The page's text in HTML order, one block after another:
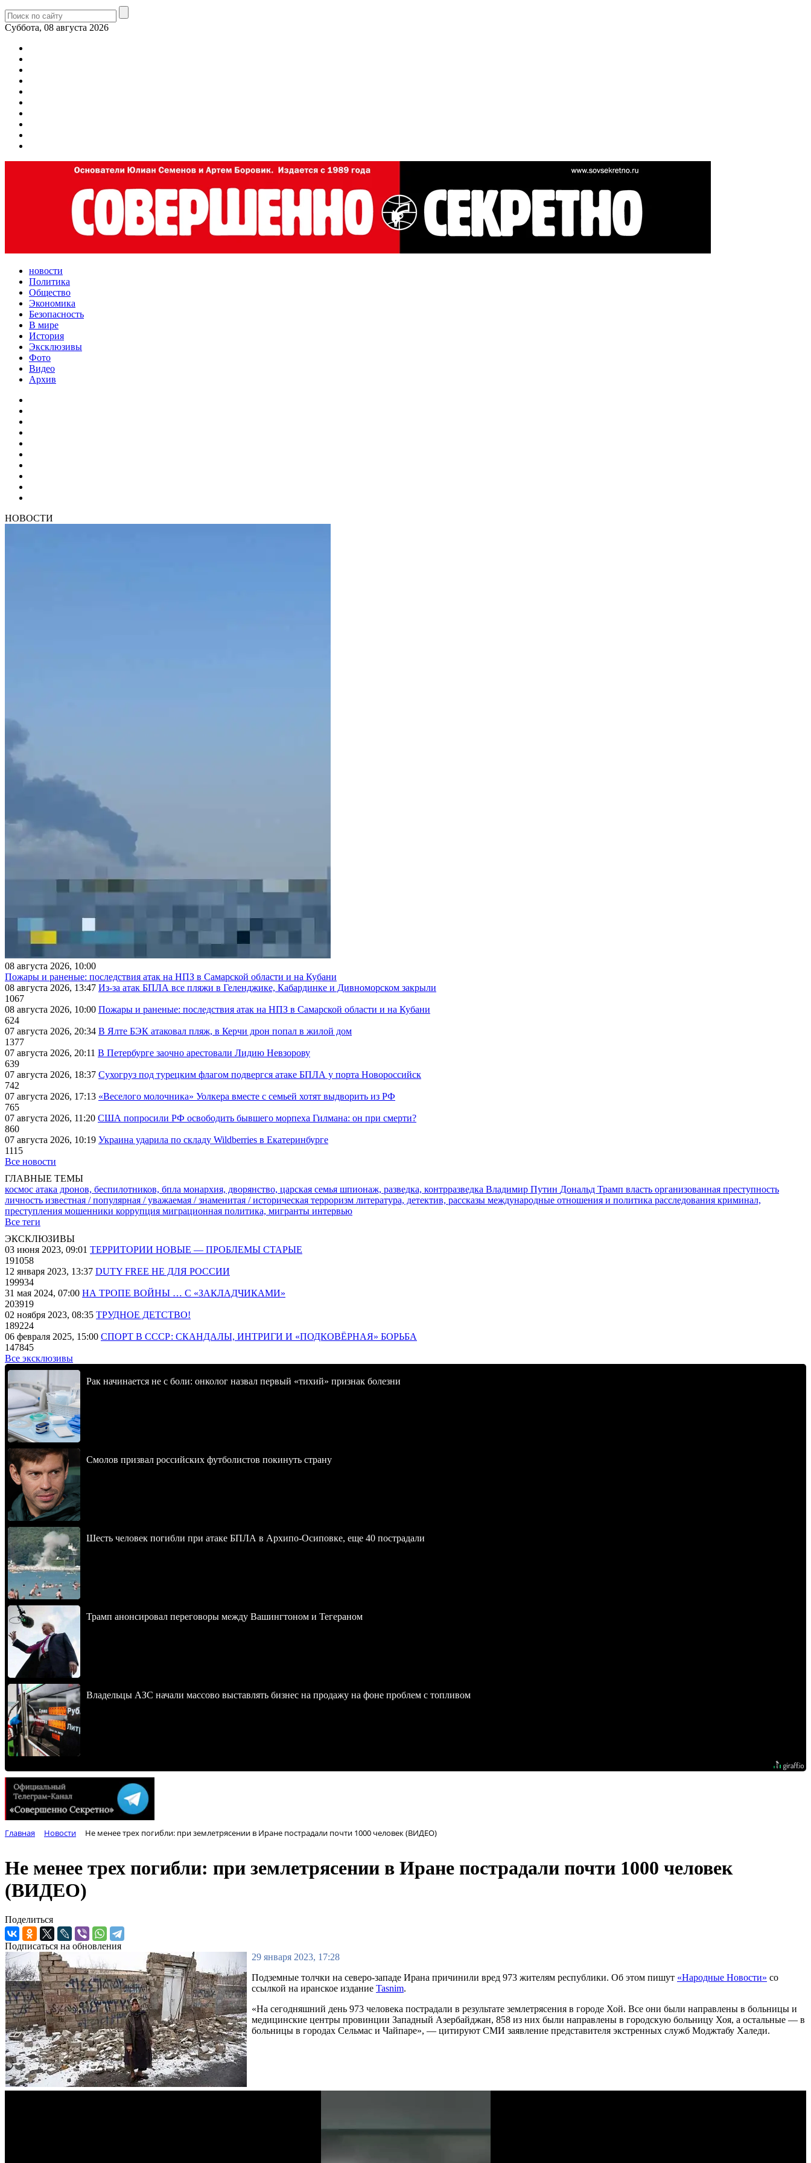
Суббота, 08 августа 2026
новости
Политика
Общество
Экономика
Безопасность
В мире
История
Эксклюзивы
Фото
Видео
Архив
НОВОСТИ
08 августа 2026, 10:00
Пожары и раненые: последствия атак на НПЗ в Самарской области и на Кубани
08 августа 2026, 13:47 Из-за атак БПЛА все пляжи в Геленджике, Кабардинке и Дивноморском закрыли
1067
08 августа 2026, 10:00 Пожары и раненые: последствия атак на НПЗ в Самарской области и на Кубани
624
07 августа 2026, 20:34 В Ялте БЭК атаковал пляж, в Керчи дрон попал в жилой дом
1377
07 августа 2026, 20:11 В Петербурге заочно арестовали Лидию Невзорову
639
07 августа 2026, 18:37 Сухогруз под турецким флагом подвергся атаке БПЛА у порта Новороссийск
742
07 августа 2026, 17:13 «Веселого молочника» Уолкера вместе с семьей хотят выдворить из РФ
765
07 августа 2026, 11:20 США попросили РФ освободить бывшего морпеха Гилмана: он при смерти?
860
07 августа 2026, 10:19 Украина ударила по складу Wildberries в Екатеринбурге
1115
Все новости
ГЛАВНЫЕ ТЕМЫ
космос атака дронов, беспилотников, бпла монархия, дворянство, царская семья шпионаж, разведка, контрразведка Владимир Путин Дональд Трамп власть организованная преступность
личность известная / популярная / уважаемая / знаменитая / историческая терроризм литература, детектив, рассказы международные отношения и политика расследования криминал,
преступления мошенники коррупция миграционная политика, мигранты интервью
Все теги
ЭКСКЛЮЗИВЫ
03 июня 2023, 09:01 ТЕРРИТОРИИ НОВЫЕ — ПРОБЛЕМЫ СТАРЫЕ
191058
12 января 2023, 13:37 DUTY FREE НЕ ДЛЯ РОССИИ
199934
31 мая 2024, 07:00 НА ТРОПЕ ВОЙНЫ … С «ЗАКЛАДЧИКАМИ»
203919
02 ноября 2023, 08:35 ТРУДНОЕ ДЕТСТВО!
189224
06 февраля 2025, 15:00 СПОРТ В СССР: СКАНДАЛЫ, ИНТРИГИ И «ПОДКОВЁРНАЯ» БОРЬБА
147845
Все эксклюзивы
Рак начинается не с боли: онколог назвал первый «тихий» признак болезни
Смолов призвал российских футболистов покинуть страну
Шесть человек погибли при атаке БПЛА в Архипо-Осиповке, еще 40 пострадали
Трамп анонсировал переговоры между Вашингтоном и Тегераном
Владельцы АЗС начали массово выставлять бизнес на продажу на фоне проблем с топливом
Главная Новости Не менее трех погибли: при землетрясении в Иране пострадали почти 1000 человек (ВИДЕО)
Не менее трех погибли: при землетрясении в Иране пострадали почти 1000 человек
(ВИДЕО)
Поделиться
Подписаться на обновления
29 января 2023, 17:28
Подземные толчки на северо-западе Ирана причинили вред 973 жителям республики. Об этом пишут «Народные Новости» со
ссылкой на иранское издание Tasnim.
«На сегодняшний день 973 человека пострадали в результате землетрясения в городе Хой. Все они были направлены в больницы и
медицинские центры провинции Западный Азербайджан, 858 из них были направлены в городскую больницу Хоя, а остальные — в
больницы в городах Сельмас и Чайпаре», — цитируют СМИ заявление представителя экстренных служб Моджтабу Халеди.